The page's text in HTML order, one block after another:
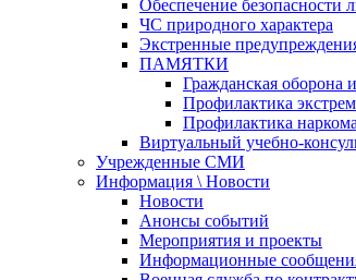
Обеспечение безопасности
ЧС природного характера
Экстренные
ПАМЯТКИ
Гражданская оборона
Профилактика
Профилактика
Виртуальный учебно-
Учрежденные СМИ
Информация \ Новости
Новости
Анонсы событий
Мероприятия и проекты
Информационные